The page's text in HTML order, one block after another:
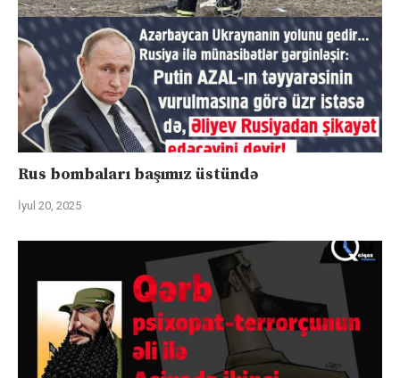
Rus bombaları başımız üstündə
İyul 20, 2025